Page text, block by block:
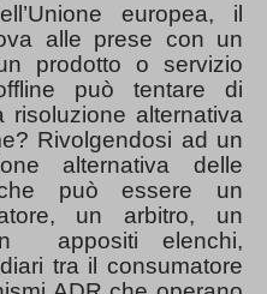
europea, il
alle prese con un
prodotto o servizio
può tentare di
risoluzione alternativa
Rivolgendosi ad un
alternativa delle
può essere un
un arbitro, un
appositi elenchi,
tra il consumatore